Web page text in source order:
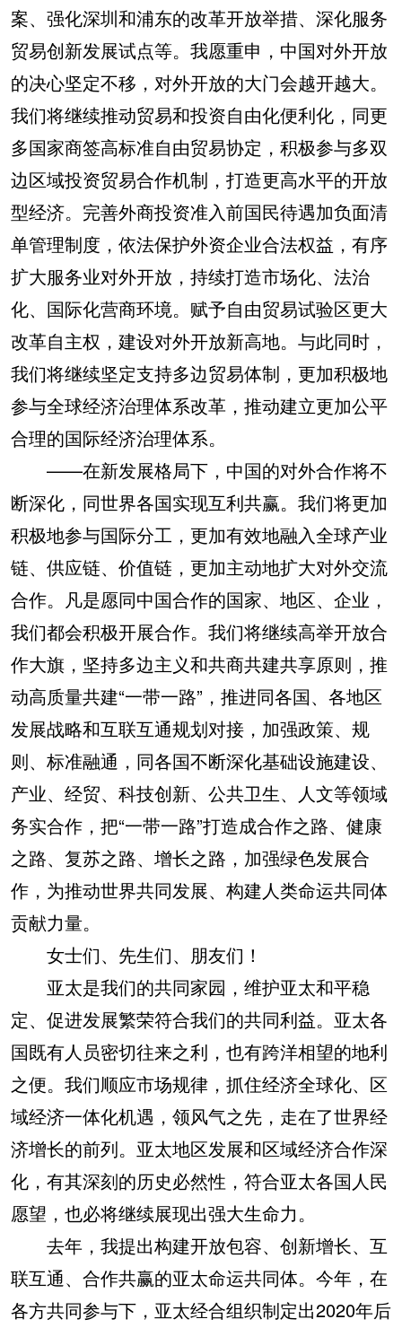
案、强化深圳和浦东的改革开放举措、深化服务
贸易创新发展试点等。我愿重申，中国对外开放
的决心坚定不移，对外开放的大门会越开越大。
我们将继续推动贸易和投资自由化便利化，同更
多国家商签高标准自由贸易协定，积极参与多双
边区域投资贸易合作机制，打造更高水平的开放
型经济。完善外商投资准入前国民待遇加负面清
单管理制度，依法保护外资企业合法权益，有序
扩大服务业对外开放，持续打造市场化、法治
化、国际化营商环境。赋予自由贸易试验区更大
改革自主权，建设对外开放新高地。与此同时，
我们将继续坚定支持多边贸易体制，更加积极地
参与全球经济治理体系改革，推动建立更加公平
合理的国际经济治理体系。
——在新发展格局下，中国的对外合作将不
断深化，同世界各国实现互利共赢。我们将更加
积极地参与国际分工，更加有效地融入全球产业
链、供应链、价值链，更加主动地扩大对外交流
合作。凡是愿同中国合作的国家、地区、企业，
我们都会积极开展合作。我们将继续高举开放合
作大旗，坚持多边主义和共商共建共享原则，推
动高质量共建“一带一路”，推进同各国、各地区
发展战略和互联互通规划对接，加强政策、规
则、标准融通，同各国不断深化基础设施建设、
产业、经贸、科技创新、公共卫生、人文等领域
务实合作，把“一带一路”打造成合作之路、健康
之路、复苏之路、增长之路，加强绿色发展合
作，为推动世界共同发展、构建人类命运共同体
贡献力量。
女士们、先生们、朋友们！
亚太是我们的共同家园，维护亚太和平稳
定、促进发展繁荣符合我们的共同利益。亚太各
国既有人员密切往来之利，也有跨洋相望的地利
之便。我们顺应市场规律，抓住经济全球化、区
域经济一体化机遇，领风气之先，走在了世界经
济增长的前列。亚太地区发展和区域经济合作深
化，有其深刻的历史必然性，符合亚太各国人民
愿望，也必将继续展现出强大生命力。
去年，我提出构建开放包容、创新增长、互
联互通、合作共赢的亚太命运共同体。今年，在
各方共同参与下，亚太经合组织制定出2020年后